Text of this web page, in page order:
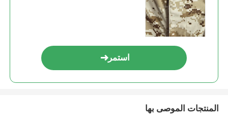
استمر
المنتجات الموصى بها